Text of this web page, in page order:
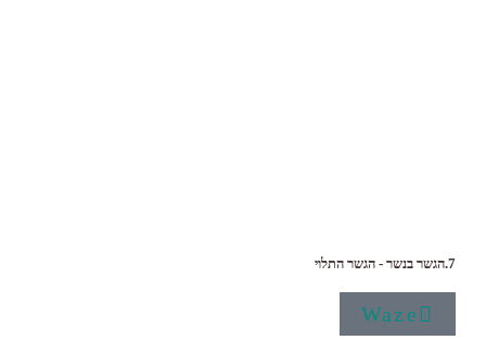
7.הגשר בנשר - הגשר התלוי
Waze